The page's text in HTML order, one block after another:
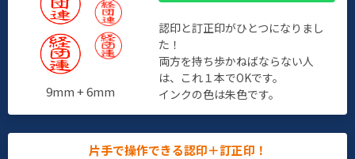
9mm + 6mm
認印と訂正印がひとつになりまし
た！
両方を持ち歩かねばならない人
は、これ１本でOKです。
インクの色は朱色です。
片手で操作できる認印＋訂正印！